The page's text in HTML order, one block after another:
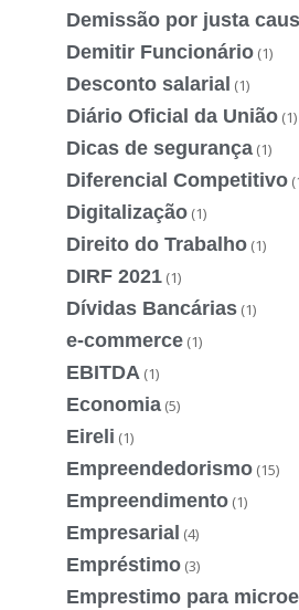
Demissão por justa
Demitir Funcionário (1)
Desconto salarial (1)
Diário Oficial da União (1)
Dicas de segurança (1)
Diferencial Competitivo
Digitalização (1)
Direito do Trabalho (1)
DIRF 2021 (1)
Dívidas Bancárias (1)
e-commerce (1)
EBITDA (1)
Economia (5)
Eireli (1)
Empreendedorismo (15)
Empreendimento (1)
Empresarial (4)
Empréstimo (3)
Emprestimo para